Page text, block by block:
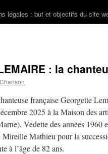
légales : but et objectifs du site
: la
française Georgette
2025 à la Maison des
Vedette des années
Mireille Mathieu pour la
à l’âge de 82 ans.